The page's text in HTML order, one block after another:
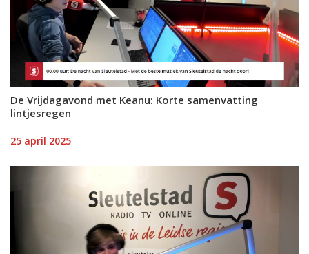
De Vrijdagavond met Keanu: Korte samenvatting
lintjesregen
25 april 2025